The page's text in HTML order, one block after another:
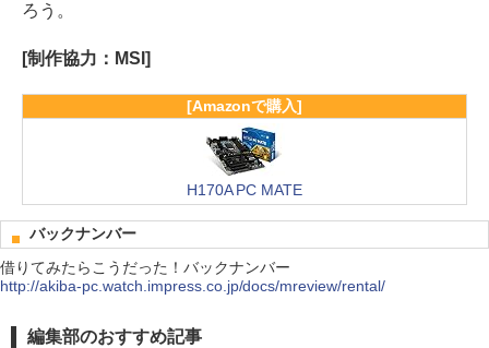
ろう。
[制作協力：MSI]
[Amazonで購入]
H170A PC MATE
バックナンバー
借りてみたらこうだった！バックナンバー
http://akiba-pc.watch.impress.co.jp/docs/mreview/rental/
編集部のおすすめ記事